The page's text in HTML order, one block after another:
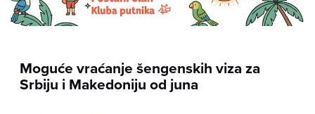
Moguće vraćanje šengenskih viza za
Srbiju i Makedoniju od juna